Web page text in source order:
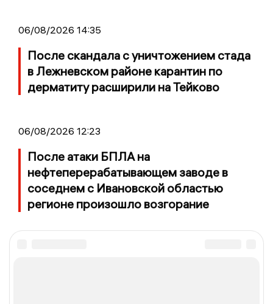
06/08/2026 14:35
После скандала с уничтожением стада
в Лежневском районе карантин по
дерматиту расширили на Тейково
06/08/2026 12:23
После атаки БПЛА на
нефтеперерабатывающем заводе в
соседнем с Ивановской областью
регионе произошло возгорание